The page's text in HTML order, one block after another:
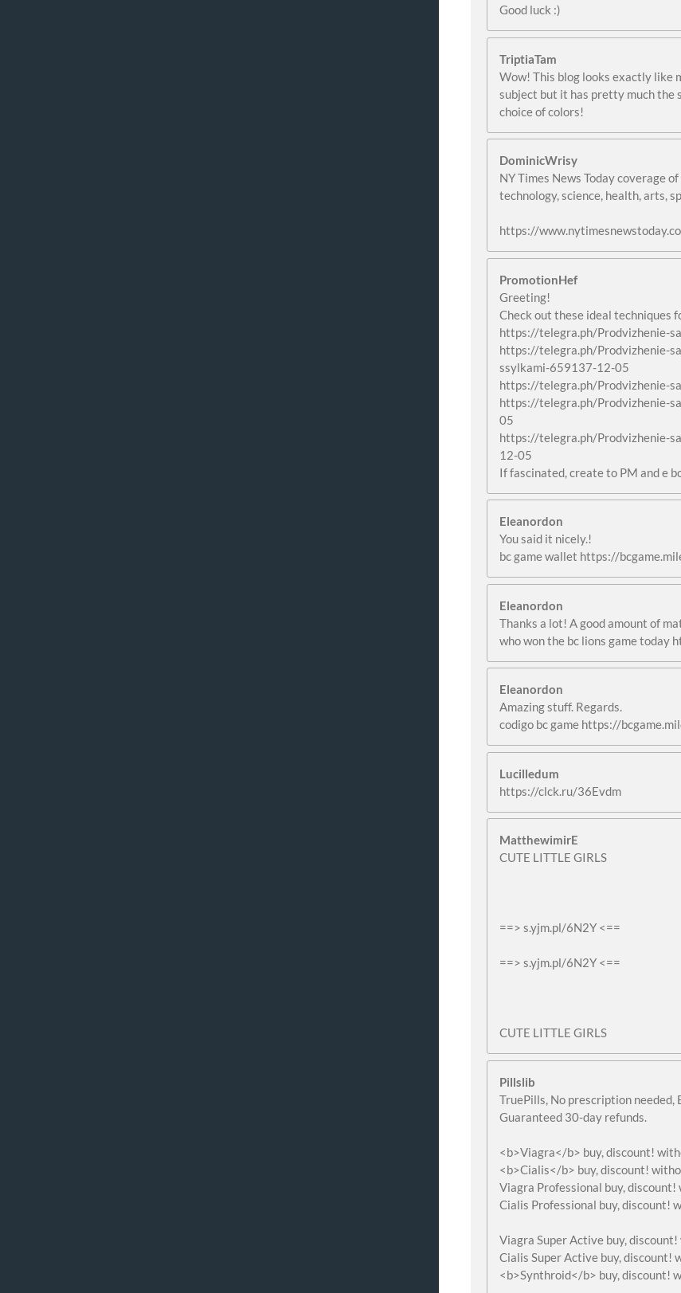
Good luck :)
TriptiaTam
Wow! This blog looks exactly like
subject but it has pretty much the
choice of colors!
DominicWrisy
NY Times News Today coverage
technology, science, health, arts,
https://
PromotionHef
Greeting!
Check out these ideal techniques
https://telegra.ph/Prodvizhenie-
https://telegra.ph/Prodvizhenie-
ssylkami-659137-12-05
https://telegra.ph/Prodvizhenie-
https://telegra.ph/Prodvizhenie-
05
https://telegra.ph/Prodvizhenie-
12-05
If fascinated, create to PM and e
Eleanordon
You said it nicely.!
bc game wallet https://
Eleanordon
Thanks a lot! A good amount of
who won the bc lions game today
Eleanordon
Amazing stuff. Regards.
codigo bc game https://
Lucilledum
https://clck.ru/36Evdm
MatthewimirE
CUTE LITTLE GIRLS
==> s.yjm.pl/6N2Y <==
==> s.yjm.pl/6N2Y <==
CUTE LITTLE GIRLS
Pillslib
TruePills, No prescription
Guaranteed 30-day refunds.
<b>Viagra</b> buy, discount!
<b>Cialis</b> buy, discount!
Viagra Professional buy,
Cialis Professional buy, discount!
Viagra Super Active buy,
Cialis Super Active buy, discount!
<b>Synthroid</b> buy, discount!